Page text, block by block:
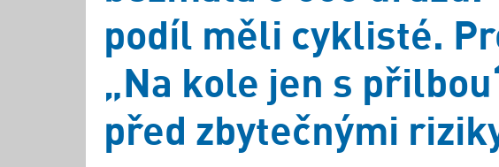
podíl měli cyklisté.
„Na kole jen s
před zbytečnými